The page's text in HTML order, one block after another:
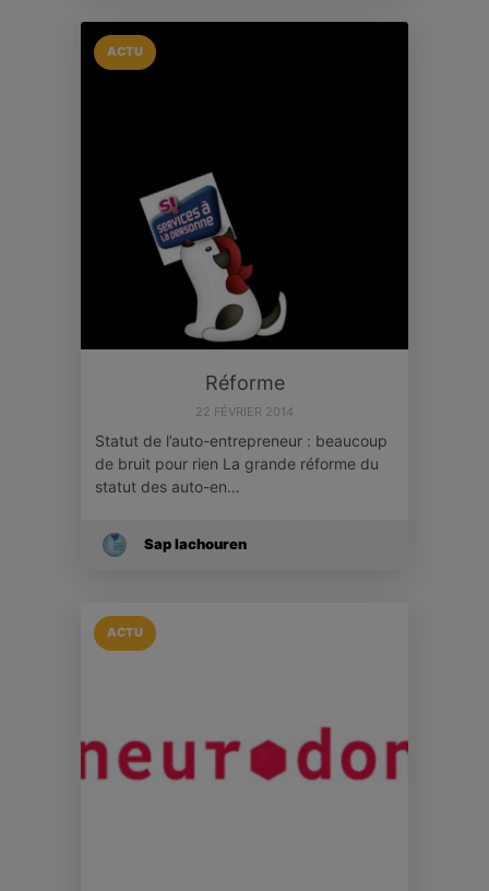
ACTU
Réforme
22 FÉVRIER 2014
Statut de l’auto-entrepreneur : beaucoup
de bruit pour rien La grande réforme du
statut des auto-en…
Sap Iachouren
ACTU